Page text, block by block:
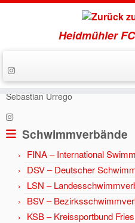
Zum
Inhalt
springen
Heidmühler
Start » Aktuell » Jahr 2018 »
Sebastian Urrego
Schwimmverbände
FINA – International
DSV – Deutscher
LSN –
BSV –
KSB – Kreissportbund